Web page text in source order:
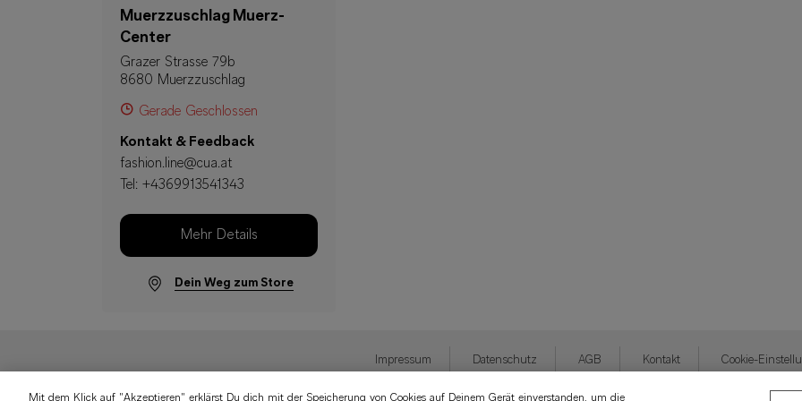
Muerzzuschlag Muerz-
Center
Grazer Strasse 79b
8680 Muerzzuschlag
Gerade Geschlossen
Kontakt & Feedback
fashion.line@cua.at
Tel: +4369913541343
Mehr Details
Dein Weg zum Store
Impressum Datenschutz AGB Kontakt Cookie-
Mit dem Klick auf "Akzeptieren" erklärst Du dich mit der Speicherung von Cookies auf Deinem Gerät einverstanden, um die